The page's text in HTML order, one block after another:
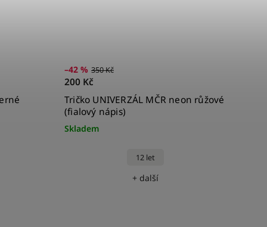
Tričko UNIVERZÁL MČR neon růžové
(fialový nápis)
Skladem
–42 % 350 Kč
200 Kč
12 let
+ další